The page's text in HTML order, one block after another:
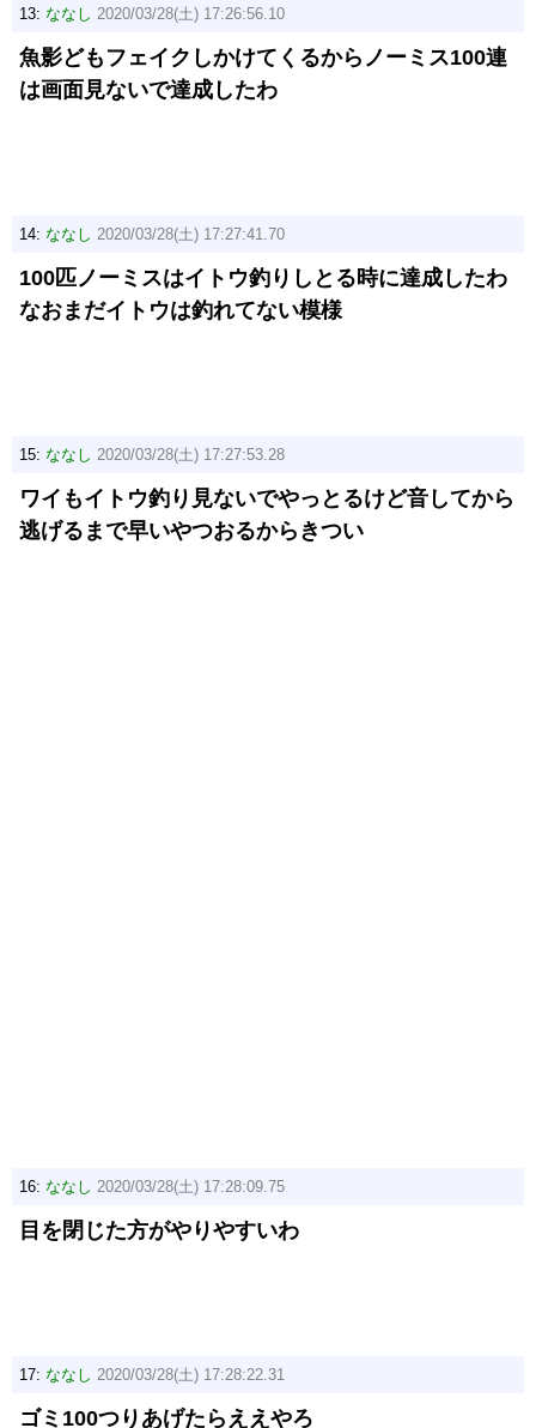
13: ななし 2020/03/28(土) 17:26:56.10
魚影どもフェイクしかけてくるからノーミス100連
は画面見ないで達成したわ
14: ななし 2020/03/28(土) 17:27:41.70
100匹ノーミスはイトウ釣りしとる時に達成したわ
なおまだイトウは釣れてない模様
15: ななし 2020/03/28(土) 17:27:53.28
ワイもイトウ釣り見ないでやっとるけど音してから
逃げるまで早いやつおるからきつい
16: ななし 2020/03/28(土) 17:28:09.75
目を閉じた方がやりやすいわ
17: ななし 2020/03/28(土) 17:28:22.31
ゴミ100つりあげたらええやろ